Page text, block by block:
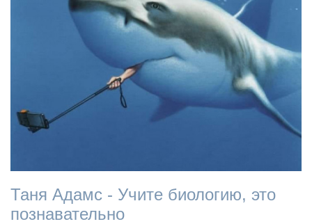
Таня Адамс - Учите биологию, это
познавательно